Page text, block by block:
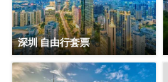
深圳 自由行套票